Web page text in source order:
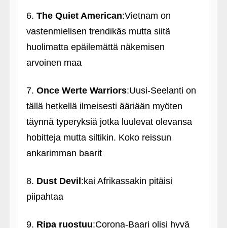
6. The Quiet American:Vietnam on
vastenmielisen trendikäs mutta siitä
huolimatta epäilemättä näkemisen
arvoinen maa
7. Once Werte Warriors:Uusi-Seelanti on
tällä hetkellä ilmeisesti ääriään myöten
täynnä typeryksiä jotka luulevat olevansa
hobitteja mutta siltikin. Koko reissun
ankarimman baarit
8. Dust Devil :kai Afrikassakin pitäisi
piipahtaa
9. Ripa ruostuu:Corona-Baari olisi hyvä